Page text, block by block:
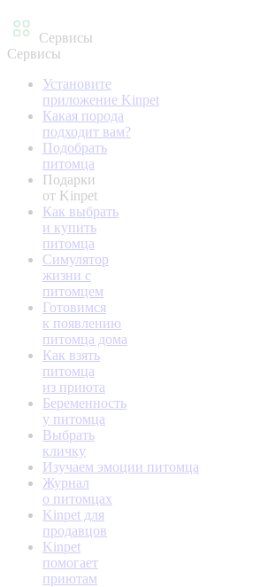
Сервисы
Сервисы
Установите
приложение Kinpet
Какая порода
подходит вам?
Подобрать
питомца
Подарки
от Kinpet
Как выбрать
и купить
питомца
Симулятор
жизни с
питомцем
Готовимся
к появлению
питомца дома
Как взять
питомца
из приюта
Беременность
у питомца
Выбрать
кличку
Изучаем эмоции питомца
Журнал
о питомцах
Kinpet для
продавцов
Kinpet
помогает
приютам